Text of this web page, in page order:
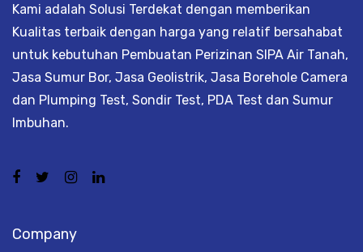
Kami adalah Solusi Terdekat dengan memberikan
Kualitas terbaik dengan harga yang relatif bersahabat
untuk kebutuhan Pembuatan Perizinan SIPA Air Tanah,
Jasa Sumur Bor, Jasa Geolistrik, Jasa Borehole Camera
dan Plumping Test, Sondir Test, PDA Test dan Sumur
Imbuhan.
Company